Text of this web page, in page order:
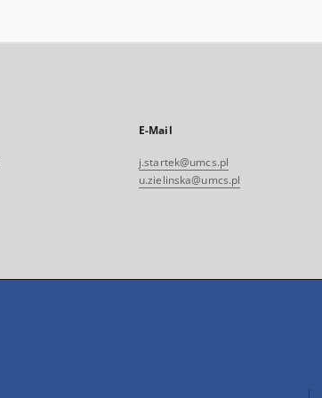
E-Mail
j.startek@umcs.pl
u.zielinska@umcs.pl